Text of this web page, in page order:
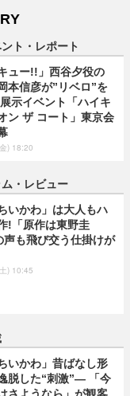
ト・レポート
ュー!!」西谷夕役の
本信彦が”リベロ”を
示イベント「ハイキ
ン ザ コート」東京会
) 18:20
ム・レビュー
いかわ」は大人もハ
!「原作は東野圭
声も飛び交う仕掛けが
) 10:45
いかわ」昔ばなし形
脱した“刺激”― 「今